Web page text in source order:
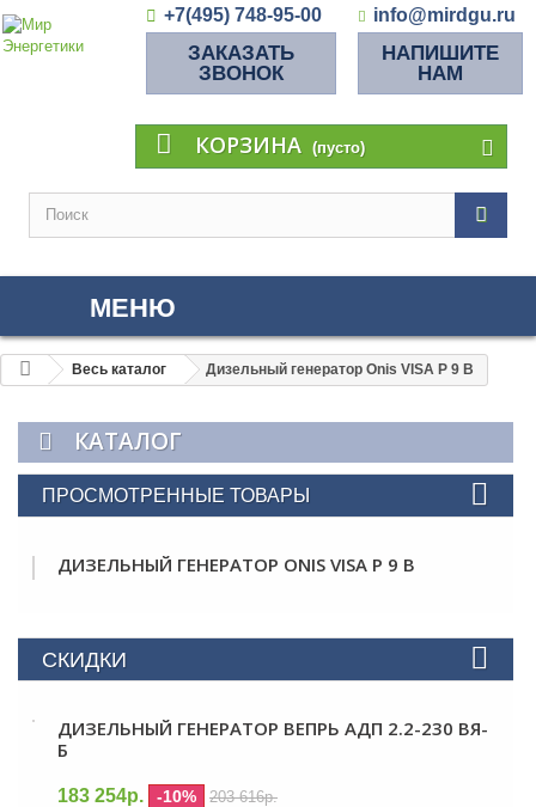
+7(495) 748-95-00 info@mirdgu.ru
ЗАКАЗАТЬ
ЗВОНОК
НАПИШИТЕ
НАМ
КОРЗИНА (пусто)
МЕНЮ
Весь каталог Дизельный генератор Onis VISA P 9 B
КАТАЛОГ
ПРОСМОТРЕННЫЕ ТОВАРЫ
ДИЗЕЛЬНЫЙ ГЕНЕРАТОР ONIS VISA P 9 B
СКИДКИ
ДИЗЕЛЬНЫЙ ГЕНЕРАТОР ВЕПРЬ АДП 2.2-230 ВЯ-
Б
183 254р. -10% 203 616р.